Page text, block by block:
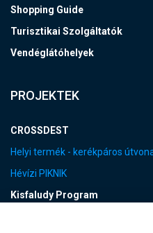
Shopping Guide
Turisztikai Szolgáltatók
Vendéglátóhelyek
PROJEKTEK
CROSSDEST
Helyi termék - kerékpáros
Hévízi PIKNIK
Kisfaludy Program